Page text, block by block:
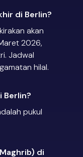
di Berlin?
akan
2026,
Jadwal
hilal.
Berlin?
pukul
di